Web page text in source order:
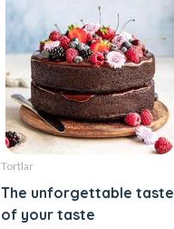
Tortlar
The unforgettable taste
of your taste